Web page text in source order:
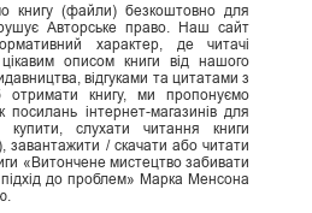
книгу (файли) безкоштовно для
Авторське право. Наш сайт
характер, де читачі
описом книги від нашого
відгуками та цитатами з
книгу, ми пропонуємо
інтернет-магазинів для
слухати читання книги
завантажити / скачати або читати
«Витончене мистецтво забивати
до проблем» Марка Менсона